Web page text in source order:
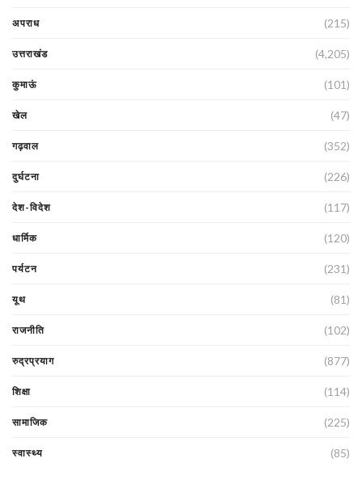
अपराध (215)
उत्तराखंड (4,205)
कुमाऊं (101)
खेल (47)
गढ़वाल (352)
दुर्घटना (226)
देश-विदेश (117)
धार्मिक (120)
पर्यटन (231)
यूथ (81)
राजनीति (102)
रुद्रप्रयाग (877)
शिक्षा (114)
सामाजिक (225)
स्वास्थ्य (85)